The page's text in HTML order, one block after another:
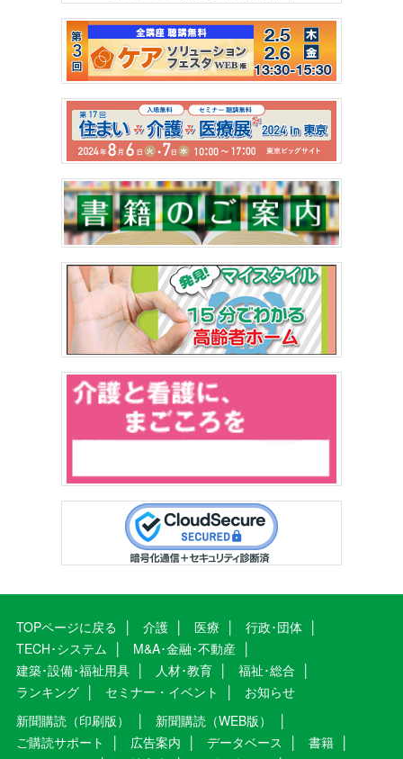
TOPページに戻る 介護 医療
行政･団体
TECH･システム
M&A･金融･不動産
建築･設備･福祉用具
人材･教育
福祉･総合
ランキング
セミナー・イベント
お知らせ
新聞購読（印刷版）
新聞購読（WEB版）
ご購読サポート
広告案内 データベース
書籍